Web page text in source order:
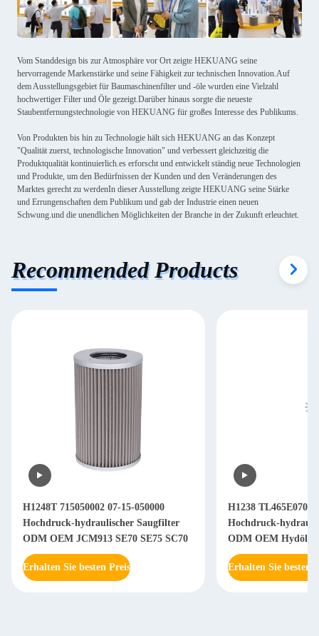
Vom Standdesign bis zur Atmosphäre vor Ort zeigte HEKUANG seine
hervorragende Markenstärke und seine Fähigkeit zur technischen Innovation.Auf
dem Ausstellungsgebiet für Baumaschinenfilter und -öle wurden eine Vielzahl
hochwertiger Filter und Öle gezeigt.Darüber hinaus sorgte die neueste
Staubentfernungstechnologie von HEKUANG für großes Interesse des Publikums.
Von Produkten bis hin zu Technologie hält sich HEKUANG an das Konzept
"Qualität zuerst, technologische Innovation" und verbessert gleichzeitig die
Produktqualität kontinuierlich.es erforscht und entwickelt ständig neue Technologien
und Produkte, um den Bedürfnissen der Kunden und den Veränderungen des
Marktes gerecht zu werdenIn dieser Ausstellung zeigte HEKUANG seine Stärke
und Errungenschaften dem Publikum und gab der Industrie einen neuen
Schwung.und die unendlichen Möglichkeiten der Branche in der Zukunft erleuchtet.
Recommended Products
H1248T 715050002 07-15-050000
Hochdruck-hydraulischer Saugfilter
ODM OEM JCM913 SE70 SE75 SC70
Erhalten Sie besten Preis
H1238
Hochdruck-
ODM OEM
SC360.8
Erhalten Sie besten